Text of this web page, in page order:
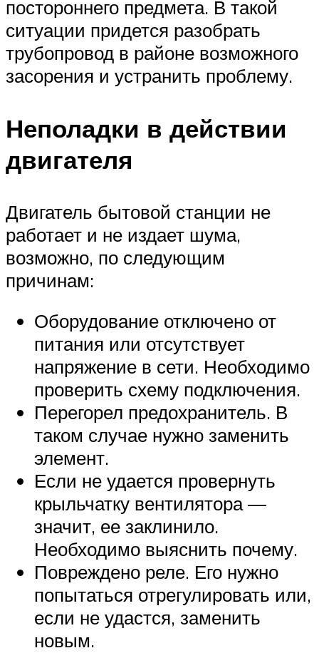
постороннего предмета. В такой
ситуации придется разобрать
трубопровод в районе возможного
засорения и устранить проблему.
Неполадки в действии
двигателя
Двигатель бытовой станции не
работает и не издает шума,
возможно, по следующим
причинам:
Оборудование отключено от
питания или отсутствует
напряжение в сети. Необходимо
проверить схему подключения.
Перегорел предохранитель. В
таком случае нужно заменить
элемент.
Если не удается провернуть
крыльчатку вентилятора —
значит, ее заклинило.
Необходимо выяснить почему.
Повреждено реле. Его нужно
попытаться отрегулировать или,
если не удастся, заменить
новым.